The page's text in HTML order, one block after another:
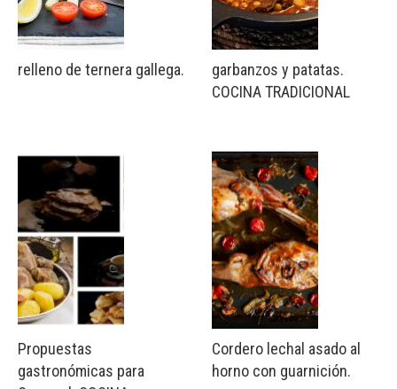
relleno de ternera gallega.
Propuestas
gastronómicas para
garbanzos y patatas.
COCINA TRADICIONAL
Cordero lechal asado al
horno con guarnición.